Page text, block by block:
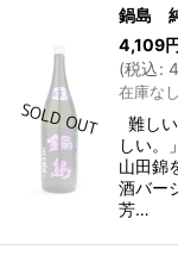
鍋島
4,109
(税込:
在庫なし
難し
しい。
山田錦
酒バー
芳…